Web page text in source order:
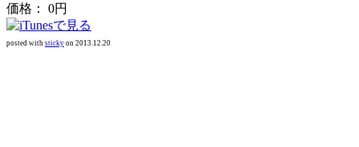
価格： 0円
posted with sticky on 2013.12.20